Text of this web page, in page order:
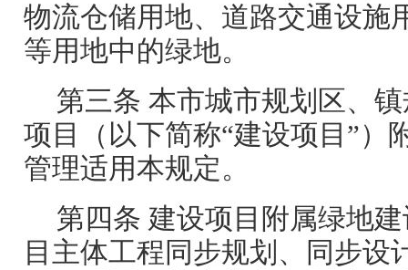
物流仓储用地、道路交通设施
等用地中的绿地。
第三条 本市城市规划区、
项目（以下简称“建设项目”）
管理适用本规定。
第四条 建设项目附属绿地
目主体工程同步规划、同步设